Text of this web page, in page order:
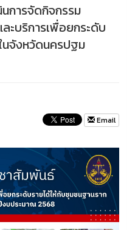
นการจัดกิจกรรม
ะบริการเพื่อยกระดับ
นจังหวัดนครปฐม
Email